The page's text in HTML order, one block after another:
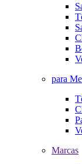
para
Marcas